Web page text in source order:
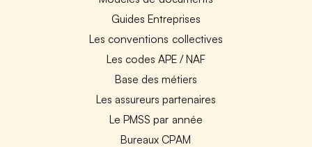
Guides Entreprises
Les conventions collectives
Les codes APE / NAF
Base des métiers
Les assureurs partenaires
Le PMSS par année
Bureaux CPAM